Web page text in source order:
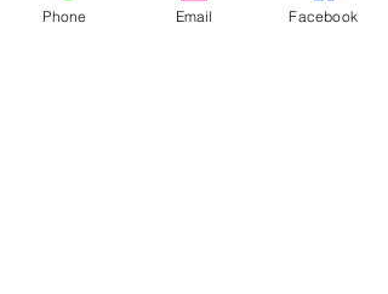
Phone Email Facebook